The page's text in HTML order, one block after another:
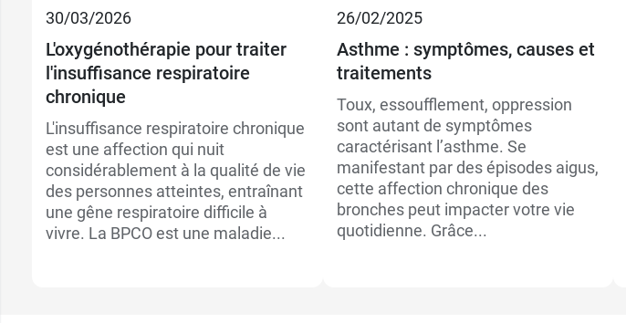
Enfant 3,29 €
30/03/2026
L'oxygénothérapie pour traiter
l'insuffisance respiratoire
chronique
L'insuffisance respiratoire chronique
est une affection qui nuit
considérablement à la qualité de vie
des personnes atteintes, entraînant
une gêne respiratoire difficile à
vivre. La BPCO est une maladie...
26/02/2025
Asthme : symptômes, causes et
traitements
Toux, essoufflement, oppression
sont autant de symptômes
caractérisant l’asthme. Se
manifestant par des épisodes aigus,
cette affection chronique des
bronches peut impacter votre vie
quotidienne. Grâce...